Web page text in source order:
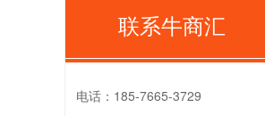
联系牛商汇
电话： 185-7665-3729